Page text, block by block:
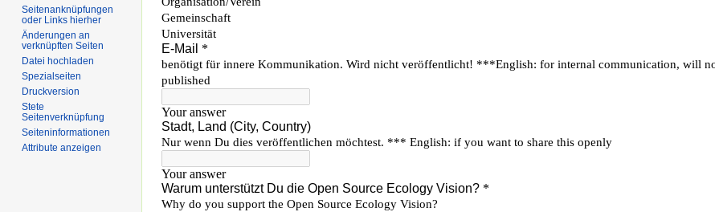
Seitenanknüpfungen
oder Links hierher
Änderungen an
verknüpften Seiten
Datei hochladen
Spezialseiten
Druckversion
Stete
Seitenverknüpfung
Seiten­informationen
Attribute anzeigen